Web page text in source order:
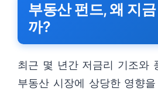
부동산 펀드, 왜 지
까?
최근 몇 년간 저금리 기조와
부동산 시장에 상당한 영향